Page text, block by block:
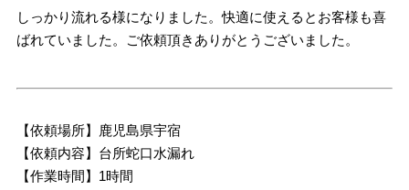
しっかり流れる様になりました。快適に使えるとお客様も喜
ばれていました。ご依頼頂きありがとうございました。
【依頼場所】鹿児島県宇宿
【依頼内容】台所蛇口水漏れ
【作業時間】1時間